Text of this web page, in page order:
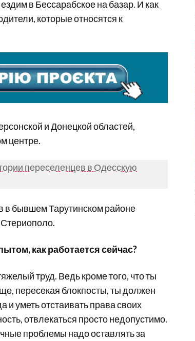
в Бессарабское на базар. И как
которые относятся к
и Донецкой областей,
центре.
переселенцев в Одесскую
в бывшем Тарутинском районе
как работается сейчас?
труд. Ведь кроме того, что ты
пересекая блокпосты, ты должен
и уметь отстаивать права своих
отвлекаться просто недопустимо.
проблемы надо оставлять за